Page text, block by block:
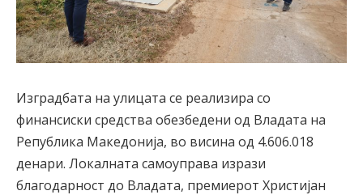
Изградбата на улицата се реализира со
финансиски средства обезбедени од Владата на
Република Македонија, во висина од 4.606.018
денари. Локалната самоуправа изрази
благодарност до Владата, премиерот Христијан